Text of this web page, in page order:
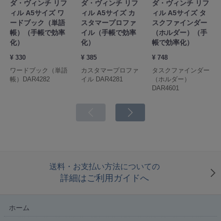
ダ・ヴィンチ リフ
ィル A5サイズ ワ
ードブック（単語
帳）（手帳で効率
化）
¥ 330
ワードブック（単語
帳）DAR4282
ダ・ヴィンチ リフ
ィル A5サイズ カ
スタマープロファ
イル（手帳で効率
化）
¥ 385
カスタマープロファ
イル DAR4281
ダ・ヴィンチ リフ
ィル A5サイズ タ
スクファインダー
（ホルダー）（手
帳で効率化）
¥ 748
タスクファインダー
（ホルダー）
DAR4601
送料・お支払い方法についての
詳細はご利用ガイドへ
ホーム